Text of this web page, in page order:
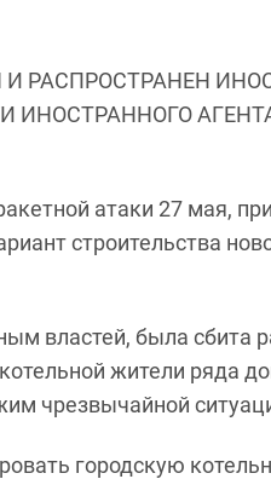
РАСПРОСТРАНЕН
ИНОСТРАННОГО
атаки 27 мая,
строительства
властей, была сбита
жители ряда
чрезвычайной
городскую